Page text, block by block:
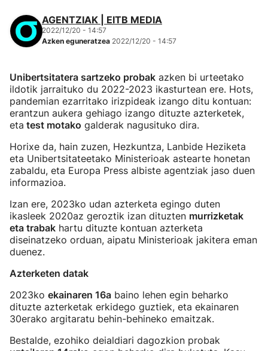
AGENTZIAK | EITB MEDIA
2022/12/20 - 14:57
Azken eguneratzea 2022/12/20 - 14:57
Unibertsitatera sartzeko probak azken bi urteetako
ildotik jarraituko du 2022-2023 ikasturtean ere. Hots,
pandemian ezarritako irizpideak izango ditu kontuan:
erantzun aukera gehiago izango dituzte azterketek,
eta test motako galderak nagusituko dira.
Horixe da, hain zuzen, Hezkuntza, Lanbide Heziketa
eta Unibertsitateetako Ministerioak astearte honetan
zabaldu, eta Europa Press albiste agentziak jaso duen
informazioa.
Izan ere, 2023ko udan azterketa egingo duten
ikasleek 2020az geroztik izan dituzten murrizketak
eta trabak hartu dituzte kontuan azterketa
diseinatzeko orduan, aipatu Ministerioak jakitera eman
duenez.
Azterketen datak
2023ko ekainaren 16a baino lehen egin beharko
dituzte azterketak erkidego guztiek, eta ekainaren
30erako argitaratu behin-behineko emaitzak.
Bestalde, ezohiko deialdiari dagozkion probak